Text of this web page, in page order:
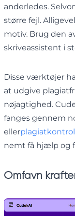
anderledes.
større fejl.
motiv. Brug den
skriveassistent i
Disse værktøjer
at udgive
nøjagtighed.
fanges gennem
ellerplagiatkontrol
nemt få hjælp og
Omfavn